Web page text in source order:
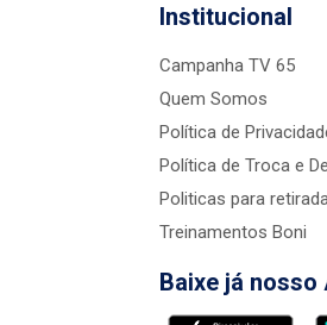
Institucional
Campanha TV 65
Quem Somos
Política de
Política de Troca e
Politicas para
Treinamentos Boni
Baixe já nosso